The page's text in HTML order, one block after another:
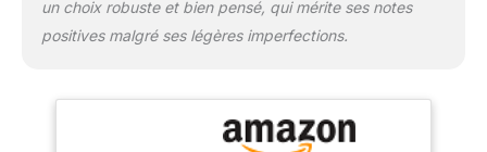
certains outils EDC.
Occasions applicables :
pour l'entraînement
tactique, l'entraînement
un choix robuste et bien pensé, qui mérite ses notes
positives malgré ses légères imperfections.